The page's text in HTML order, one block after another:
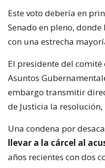
Este voto debería en
Senado en pleno,
con una estrecha
El presidente del
Asuntos
embargo transmitir
de Justicia la
Una condena por
llevar a la cárcel al
años recientes con dos